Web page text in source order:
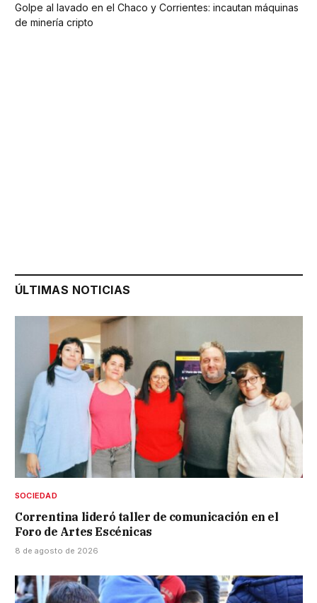
Golpe al lavado en el Chaco y Corrientes: incautan máquinas
de minería cripto
ÚLTIMAS NOTICIAS
SOCIEDAD
Correntina lideró taller de comunicación en el
Foro de Artes Escénicas
8 de agosto de 2026